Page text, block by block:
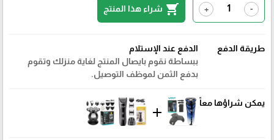
-
+
shopping_cart شراء هذا المنتج
طريقة الدفع
الدفع عند الإستلام
ببساطة نقوم بايصال المنتج لغاية منزلك وتقوم
بدفع الثمن لموظف التوصيل.
يمكن شراؤها معاً
add